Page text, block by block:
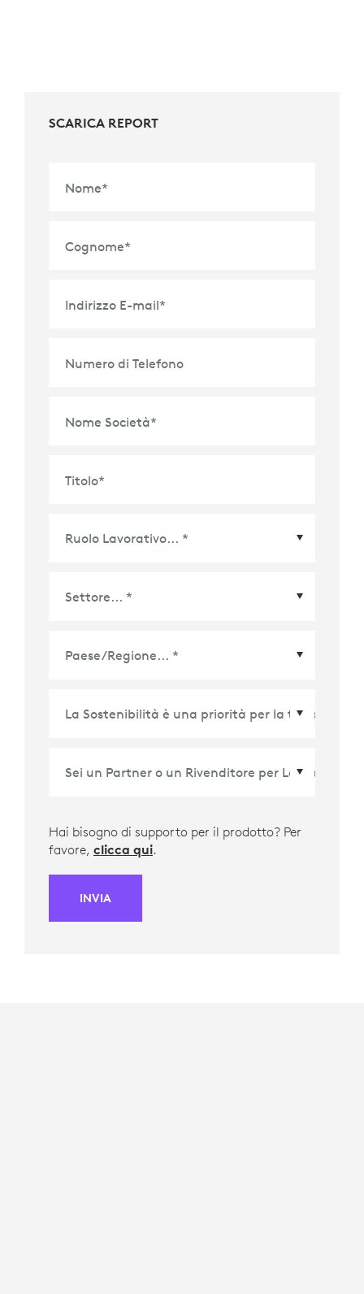
SCARICA REPORT
Nome*
Cognome*
Indirizzo E-mail*
Numero di Telefono
Nome Società*
Titolo*
Hai bisogno di supporto per il prodotto? Per
favore, clicca qui.
INVIA